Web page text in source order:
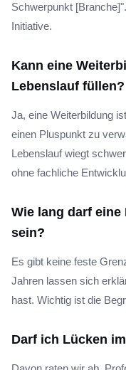
Schwerpunkt
Initiative.
Kann eine
Lebenslauf füllen?
Ja, eine Weiterbildung
einen Pluspunkt zu
Lebenslauf wiegt
ohne fachliche
Wie lang darf eine
sein?
Es gibt keine feste
Jahren lassen sich
hast. Wichtig ist die
Darf ich Lücken